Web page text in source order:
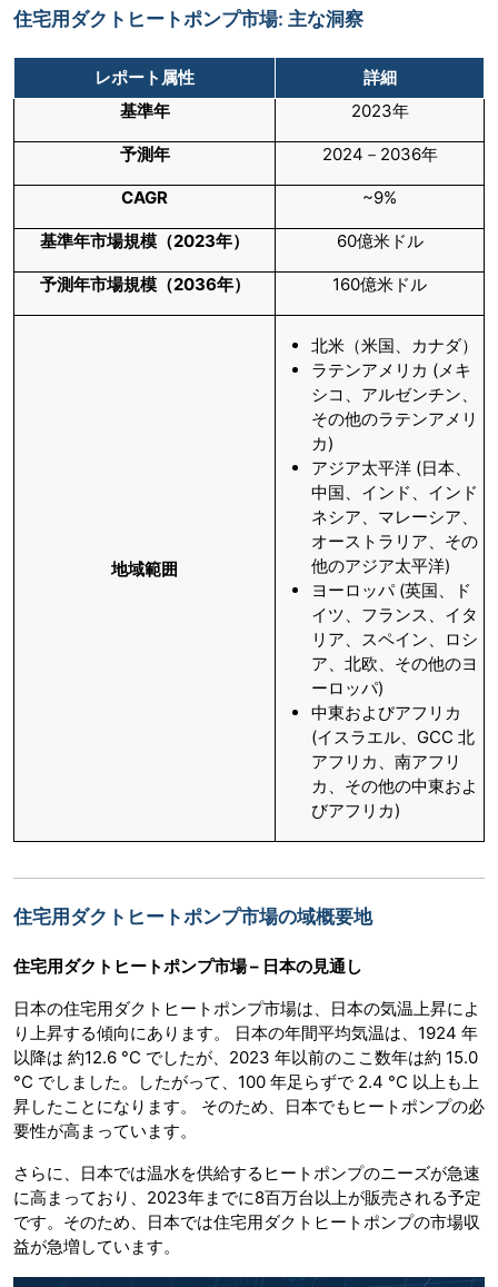
住宅用ダクトヒートポンプ市場: 主な洞察
レポート属性
詳細
基準年
2023年
予測年 2024－2036年
CAGR ~9%
基準年市場規模（2023年） 60億米ドル
予測年市場規模（2036年） 160億米ドル
地域範囲
北米（米国、カナダ）
ラテンアメリカ (メキ
シコ、アルゼンチン、
その他のラテンアメリ
カ)
アジア太平洋 (日本、
中国、インド、インド
ネシア、マレーシア、
オーストラリア、その
他のアジア太平洋)
ヨーロッパ (英国、ド
イツ、フランス、イタ
リア、スペイン、ロシ
ア、北欧、その他のヨ
ーロッパ)
中東およびアフリカ
(イスラエル、GCC 北
アフリカ、南アフリ
カ、その他の中東およ
びアフリカ)
住宅用ダクトヒートポンプ市場の域概要地
住宅用ダクトヒートポンプ市場 – 日本の見通し
日本の住宅用ダクトヒートポンプ市場は、日本の気温上昇によ
り上昇する傾向にあります。 日本の年間平均気温は、1924 年
以降は 約12.6 °C でしたが、2023 年以前のここ数年は約 15.0
°C でしました。したがって、100 年足らずで 2.4 °C 以上も上
昇したことになります。 そのため、日本でもヒートポンプの必
要性が高まっています。
さらに、日本では温水を供給するヒートポンプのニーズが急速
に高まっており、2023年までに8百万台以上が販売される予定
です。そのため、日本では住宅用ダクトヒートポンプの市場収
益が急増しています。